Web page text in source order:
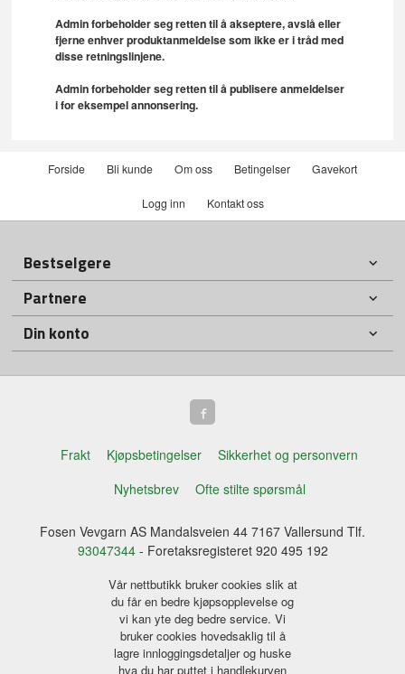
Admin forbeholder seg retten til å akseptere, avslå eller
fjerne enhver produktanmeldelse som ikke er i tråd med
disse retningslinjene.
Admin forbeholder seg retten til å publisere anmeldelser
i for eksempel annonsering.
Forside Bli kunde Om oss Betingelser Gavekort
Logg inn Kontakt oss
Bestselgere
Partnere
Din konto
Frakt Kjøpsbetingelser
Sikkerhet og personvern
Nyhetsbrev
Ofte stilte spørsmål
Fosen Vevgarn AS Mandalsveien 44 7167 Vallersund Tlf.
93047344- Foretaksregisteret 920 495 192
Vår nettbutikk bruker cookies slik at
du får en bedre kjøpsopplevelse og
vi kan yte deg bedre service. Vi
bruker cookies hovedsaklig til å
lagre innloggingsdetaljer og huske
hva du har puttet i handlekurven